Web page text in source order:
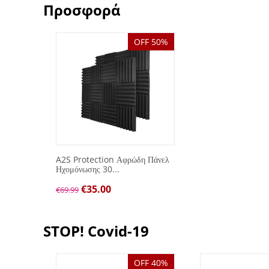
Προσφορά
OFF 50%
A2S Protection Αφρώδη Πάνελ
Ηχομόνωσης 30...
€69.99 €35.00
STOP! Covid-19
OFF 40%